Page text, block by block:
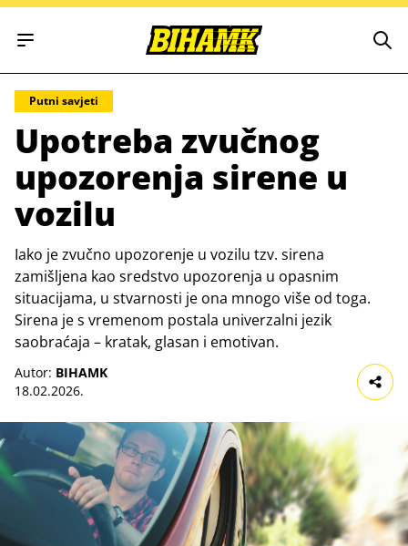
Open main menu
Putni savjeti
Upotreba zvučnog
upozorenja sirene u
vozilu
Iako je zvučno upozorenje u vozilu tzv. sirena
zamišljena kao sredstvo upozorenja u opasnim
situacijama, u stvarnosti je ona mnogo više od toga.
Sirena je s vremenom postala univerzalni jezik
saobraćaja – kratak, glasan i emotivan.
Autor: BIHAMK
18.02.2026.